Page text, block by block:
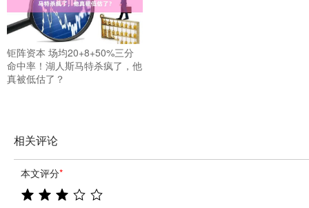
钜阵资本 场均20+8+50%三分
命中率！湖人斯马特杀疯了，他
真被低估了？
相关评论
本文评分*